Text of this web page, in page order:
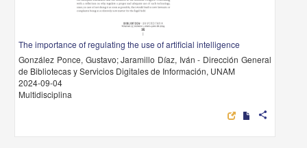
The importance of regulating the use of artificial intelligence
González Ponce, Gustavo; Jaramillo Díaz, Iván - Dirección General
de Bibliotecas y Servicios Digitales de Información, UNAM
2024-09-04
Multidisciplina
share